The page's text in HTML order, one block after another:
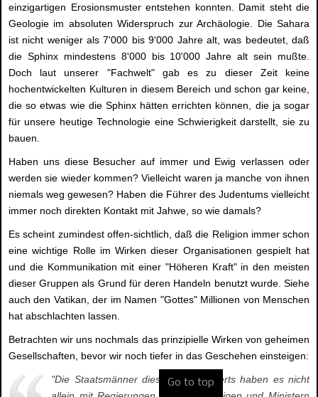
einzigartigen Erosionsmuster entstehen konnten. Damit steht die
Geologie im absoluten Widerspruch zur Archäologie. Die Sahara
ist nicht weniger als 7'000 bis 9'000 Jahre alt, was bedeutet, daß
die Sphinx mindestens 8'000 bis 10'000 Jahre alt sein mußte.
Doch laut unserer "Fachwelt" gab es zu dieser Zeit keine
hochentwickelten Kulturen in diesem Bereich und schon gar keine,
die so etwas wie die Sphinx hätten errichten können, die ja sogar
für unsere heutige Technologie eine Schwierigkeit darstellt, sie zu
bauen.
Haben uns diese Besucher auf immer und Ewig verlassen oder
werden sie wieder kommen? Vielleicht waren ja manche von ihnen
niemals weg gewesen? Haben die Führer des Judentums vielleicht
immer noch direkten Kontakt mit Jahwe, so wie damals?
Es scheint zumindest offen-sichtlich, daß die Religion immer schon
eine wichtige Rolle im Wirken dieser Organisationen gespielt hat
und die Kommunikation mit einer "Höheren Kraft" in den meisten
dieser Gruppen als Grund für deren Handeln benutzt wurde. Siehe
auch den Vatikan, der im Namen "Gottes" Millionen von Menschen
hat abschlachten lassen.
Betrachten wir uns nochmals das prinzipielle Wirken von geheimen
Gesellschaften, bevor wir noch tiefer in das Geschehen einsteigen:
"Die Staatsmänner dieses Jahrhunderts haben es nicht
Go to top